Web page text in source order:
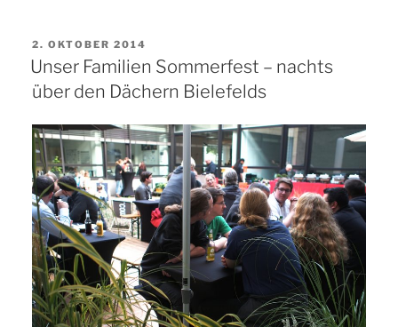
VERÖFFENTLICHT
AM
2. OKTOBER 2014
Unser Familien Sommerfest – nachts
über den Dächern Bielefelds